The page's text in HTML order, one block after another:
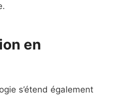
en
s’étend également